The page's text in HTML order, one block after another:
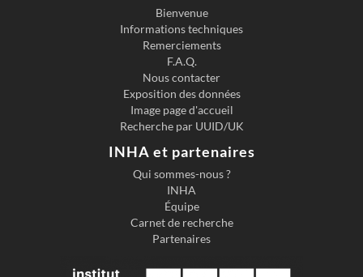
Bienvenue
Informations techniques
Remerciements
F.A.Q.
Nous contacter
Exposition des données
Image page d'accueil
Recherche par UUID/UK
INHA et partenaires
Qui sommes-nous ?
INHA
Équipe
Carnet de recherche
Partenaires